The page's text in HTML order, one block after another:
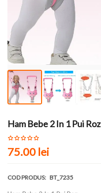
Ham Bebe 2 In 1 Pui Roz
75.00 lei
COD PRODUS: BT_7235